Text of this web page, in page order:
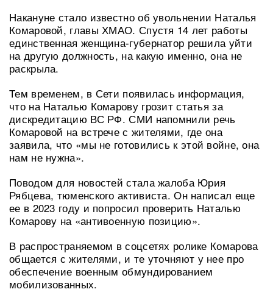
Накануне стало известно об увольнении Наталья
Комаровой, главы ХМАО. Спустя 14 лет работы
единственная женщина-губернатор решила уйти
на другую должность, на какую именно, она не
раскрыла.
Тем временем, в Сети появилась информация,
что на Наталью Комарову грозит статья за
дискредитацию ВС РФ. СМИ напомнили речь
Комаровой на встрече с жителями, где она
заявила, что «мы не готовились к этой войне, она
нам не нужна».
Поводом для новостей стала жалоба Юрия
Рябцева, тюменского активиста. Он написал еще
ее в 2023 году и попросил проверить Наталью
Комарову на «антивоенную позицию».
В распространяемом в соцсетях ролике Комарова
общается с жителями, и те уточняют у нее про
обеспечение военным обмундированием
мобилизованных.